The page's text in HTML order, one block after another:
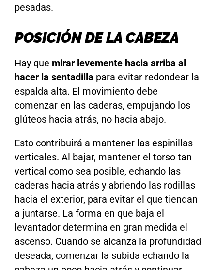
pesadas.
POSICIÓN DE LA CABEZA
Hay que mirar levemente hacia arriba al
hacer la sentadilla para evitar redondear la
espalda alta. El movimiento debe
comenzar en las caderas, empujando los
glúteos hacia atrás, no hacia abajo.
Esto contribuirá a mantener las espinillas
verticales. Al bajar, mantener el torso tan
vertical como sea posible, echando las
caderas hacia atrás y abriendo las rodillas
hacia el exterior, para evitar el que tiendan
a juntarse. La forma en que baja el
levantador determina en gran medida el
ascenso. Cuando se alcanza la profundidad
deseada, comenzar la subida echando la